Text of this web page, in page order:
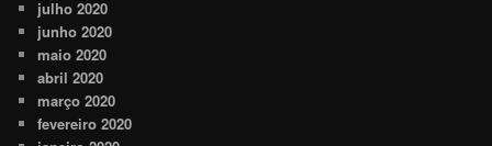
julho 2020
junho 2020
maio 2020
abril 2020
março 2020
fevereiro 2020